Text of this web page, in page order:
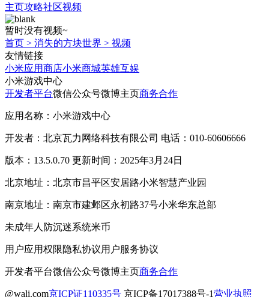
主页攻略社区视频
暂时没有视频~
首页 > 消失的方块世界 > 视频
友情链接
小米应用商店小米商城英雄互娱
小米游戏中心
开发者平台微信公众号微博主页商务合作
应用名称：小米游戏中心
开发者：北京瓦力网络科技有限公司 电话：010-60606666
版本：13.5.0.70 更新时间：2025年3月24日
北京地址：北京市昌平区安居路小米智慧产业园
南京地址：南京市建邺区永初路37号小米华东总部
未成年人防沉迷系统米币
用户应用权限隐私协议用户服务协议
开发者平台微信公众号微博主页商务合作
@wali.com京ICP证110335号 京ICP备17017388号-1营业执照